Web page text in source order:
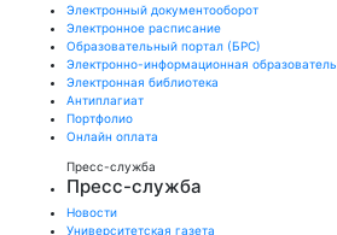
Электронный документооборот
Электронное расписание
Образовательный портал (БРС)
Электронно-информационная
Электронная библиотека
Антиплагиат
Портфолио
Онлайн оплата
Пресс-служба
Пресс-служба
Новости
Университетская газета